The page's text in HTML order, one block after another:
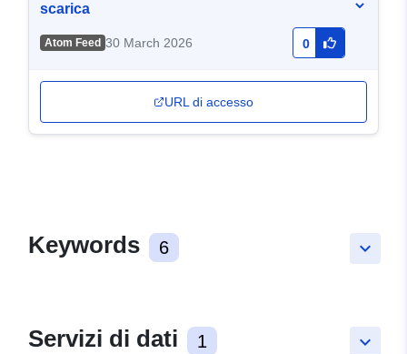
scarica
Atom Feed 30 March 2026 0
URL di accesso
keyboard_arrow_down
Keywords 6
keyboard_arrow_down
Servizi di dati 1